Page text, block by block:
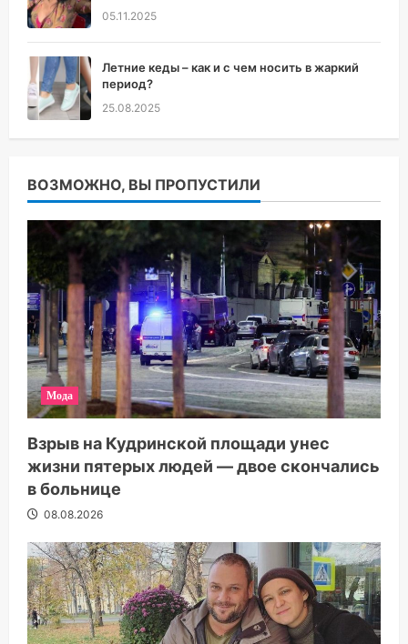
05.11.2025
Летние кеды – как и с чем носить в жаркий
период?
25.08.2025
ВОЗМОЖНО, ВЫ ПРОПУСТИЛИ
Мода
Взрыв на Кудринской площади унес
жизни пятерых людей — двое скончались
в больнице
08.08.2026